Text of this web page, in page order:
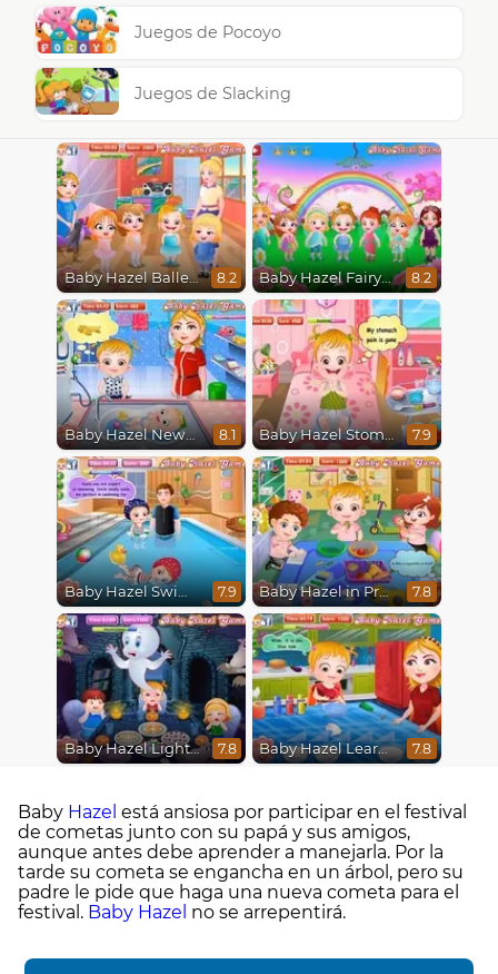
Juegos de Pocoyo
Juegos de Slacking
Baby Hazel Ballerina Dance 8.2 Baby Hazel Fairyland Ballet 8.2
Baby Hazel Newborn Vaccination 8.1 Baby Hazel Stomach Care 7.9
Baby Hazel Swimming 7.9 Baby Hazel in Preschool 7.8
Baby Hazel Lighthouse Adventure 7.8 Baby Hazel Learns Colors 7.8
Baby Hazel está ansiosa por participar en el festival
de cometas junto con su papá y sus amigos,
aunque antes debe aprender a manejarla. Por la
tarde su cometa se engancha en un árbol, pero su
padre le pide que haga una nueva cometa para el
festival. Baby Hazel no se arrepentirá.